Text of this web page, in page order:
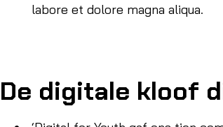
labore et dolore magna aliqua.
De digitale kloof